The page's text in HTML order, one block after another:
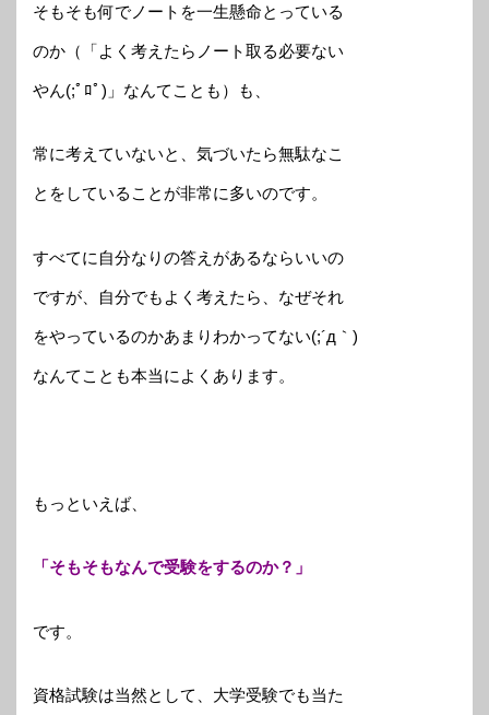
そもそも何でノートを一生懸命とっている
のか（「よく考えたらノート取る必要ない
やん(;ﾟﾛﾟ)」なんてことも）も、
常に考えていないと、気づいたら無駄なこ
とをしていることが非常に多いのです。
すべてに自分なりの答えがあるならいいの
ですが、自分でもよく考えたら、なぜそれ
をやっているのかあまりわかってない(;´д｀)
なんてことも本当によくあります。
もっといえば、
「そもそもなんで受験をするのか？」
です。
資格試験は当然として、大学受験でも当た